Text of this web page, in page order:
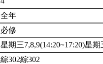
全年
必修
星期三7,8,9(14:20~17:20)星
綜302綜302